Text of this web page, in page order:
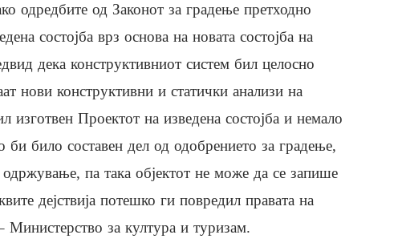
одредбите од Законот за градење претходно
состојба врз основа на новата состојба на
дека конструктивниот систем бил целосно
нови конструктивни и статички анализи на
изготвен Проектот на изведена состојба и немало
било составен дел од одобрението за градење,
па така објектот не може да се запише
дејствија потешко ги повредил правата на
за култура и туризам.